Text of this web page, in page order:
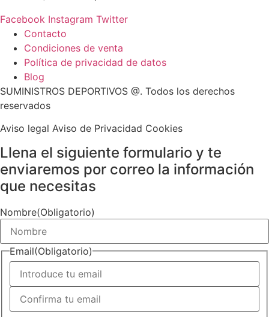
Facebook Instagram Twitter
Contacto
Condiciones de venta
Política de privacidad de datos
Blog
SUMINISTROS DEPORTIVOS @. Todos los derechos
reservados
Aviso legal Aviso de Privacidad Cookies
Llena el siguiente formulario y te
enviaremos por correo la información
que necesitas
Nombre(Obligatorio)
Email(Obligatorio)
Introduce
email